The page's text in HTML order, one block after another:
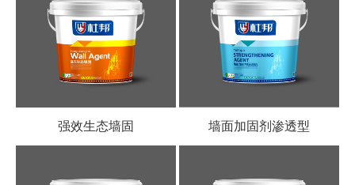
强效生态墙固 墙面加固剂渗透型